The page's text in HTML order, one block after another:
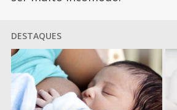
DESTAQUES